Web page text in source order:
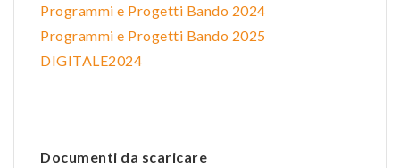
Programmi e Progetti Bando 2024
Programmi e Progetti Bando 2025
DIGITALE2024
Documenti da scaricare